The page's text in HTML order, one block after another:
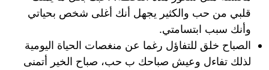
قلبي من حب والكثير يجهل أنك أغلى شخص بحياتي
وأنك سبب ابتسامتي.
الصباح خلق للتفاؤل رغما عن منغصات الحياة اليومية
لذلك تفاءل وعيش صباحك ب حب، صباح الخير أتمنى